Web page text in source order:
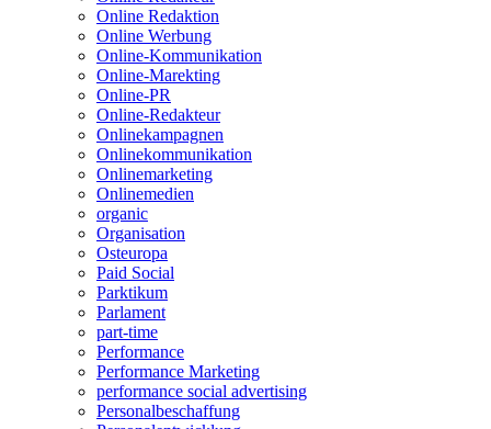
Online Redaktion
Online Werbung
Online-Kommunikation
Online-Marekting
Online-PR
Online-Redakteur
Onlinekampagnen
Onlinekommunikation
Onlinemarketing
Onlinemedien
organic
Organisation
Osteuropa
Paid Social
Parktikum
Parlament
part-time
Performance
Performance Marketing
performance social advertising
Personalbeschaffung